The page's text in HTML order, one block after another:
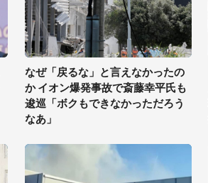
なぜ「戻るな」と言えなかったの
か イオン爆発事故で斎藤幸平氏も
逡巡「ボクもできなかっただろう
なあ」